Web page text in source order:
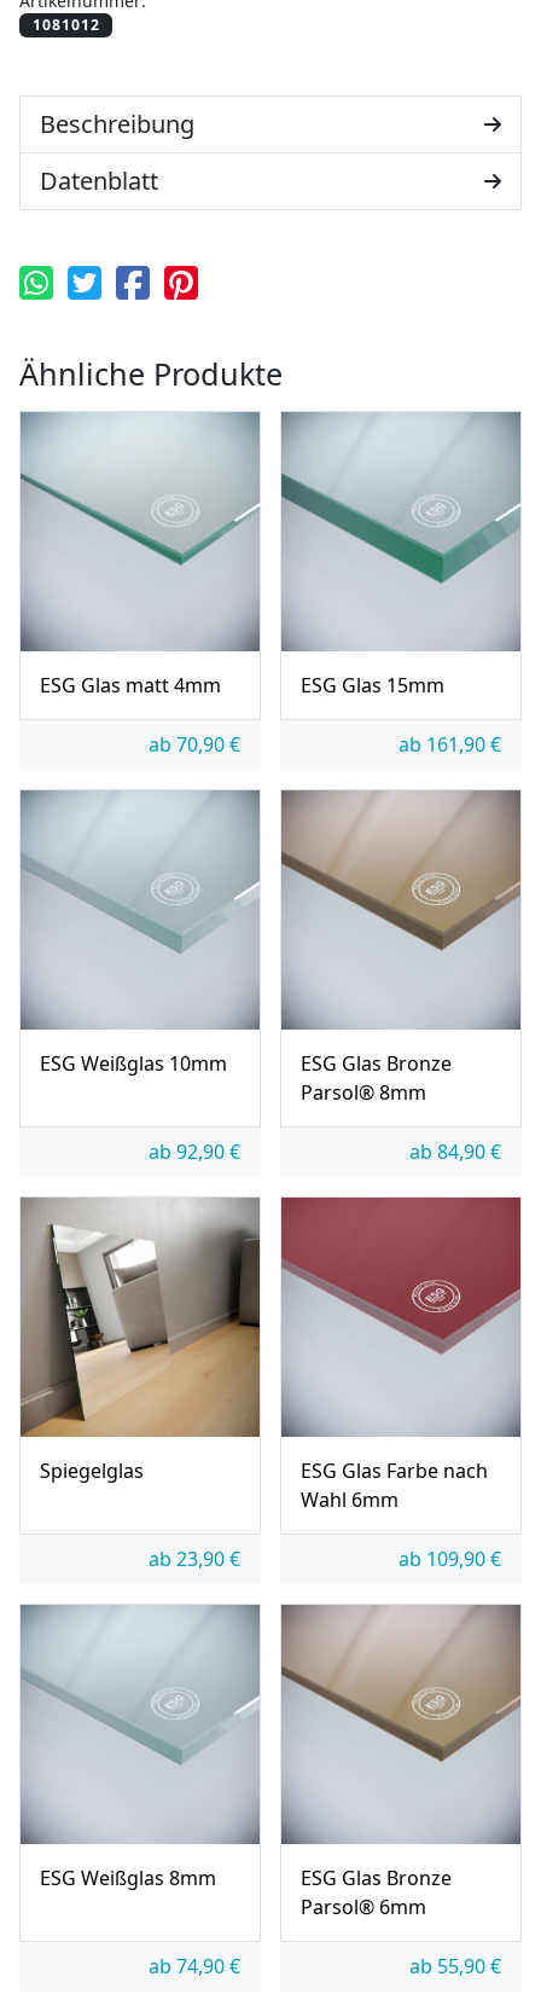
Beschreibung
Datenblatt
Ähnliche Produkte
ESG Glas matt 4mm
ab 70,90€
ESG Glas 15mm
ab 161,90€
ESG Weißglas 10mm
ab 92,90€
ESG Glas Bronze
Parsol® 8mm
ab 84,90€
Spiegelglas
ab 23,90€
ESG Glas Farbe nach
Wahl 6mm
ab 109,90€
ESG Weißglas 8mm
ab 74,90€
ESG Glas Bronze
Parsol® 6mm
ab 55,90€